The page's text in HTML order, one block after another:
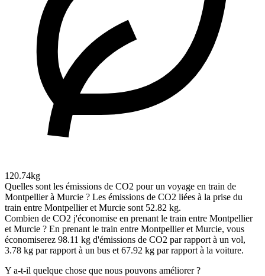
120.74kg
Quelles sont les émissions de CO2 pour un voyage en train de
Montpellier à Murcie ? Les émissions de CO2 liées à la prise du
train entre Montpellier et Murcie sont 52.82 kg.
Combien de CO2 j'économise en prenant le train entre Montpellier
et Murcie ? En prenant le train entre Montpellier et Murcie, vous
économiserez 98.11 kg d'émissions de CO2 par rapport à un vol,
3.78 kg par rapport à un bus et 67.92 kg par rapport à la voiture.
Y a-t-il quelque chose que nous pouvons améliorer ?